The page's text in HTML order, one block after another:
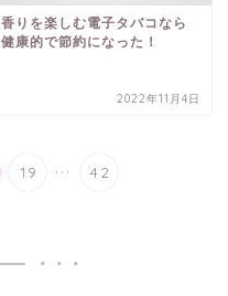
香りを楽しむ電子タバコなら
健康的で節約になった！
2022年11月4日
19 ... 42